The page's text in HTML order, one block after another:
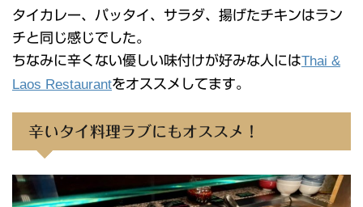
タイカレー、パッタイ、サラダ、揚げたチキンはラン
チと同じ感じでした。
ちなみに辛くない優しい味付けが好みな人にはThai &
Laos Restaurantをオススメしてます。
辛いタイ料理ラブにもオススメ！